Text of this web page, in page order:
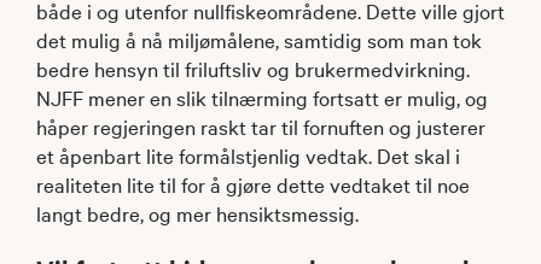
både i og utenfor nullfiskeområdene. Dette ville gjort
det mulig å nå miljømålene, samtidig som man tok
bedre hensyn til friluftsliv og brukermedvirkning.
NJFF mener en slik tilnærming fortsatt er mulig, og
håper regjeringen raskt tar til fornuften og justerer
et åpenbart lite formålstjenlig vedtak. Det skal i
realiteten lite til for å gjøre dette vedtaket til noe
langt bedre, og mer hensiktsmessig.